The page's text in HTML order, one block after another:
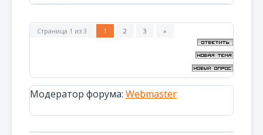
Страница 1 из 3 1 2 3 »
Модератор форума: Webmaster